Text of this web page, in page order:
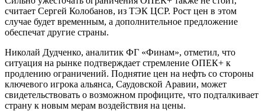
считает Сергей Колобанов, из ТЭК ЦСР. Рост цен в этом
случае будет временным, а дополнительное предложение
обеспечат другие страны.
Николай Дудченко, аналитик ФГ «Финам», отметил, что
ситуация на рынке подтверждает стремление ОПЕК+ к
продлению ограничений. Поднятие цен на нефть со стороны
ключевого игрока альянса, Саудовской Аравии, может
свидетельствовать о возможном профиците, что подталкивает
страну к новым мерам воздействия на цены.